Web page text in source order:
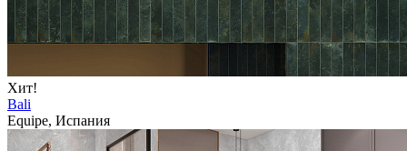
Хит!
Bali
Equipe, Испания